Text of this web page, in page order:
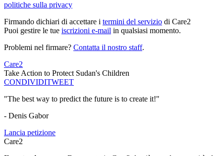
politiche sulla privacy
Firmando dichiari di accettare i termini del servizio di Care2
Puoi gestire le tue iscrizioni e-mail in qualsiasi momento.
Problemi nel firmare? Contatta il nostro staff.
Care2
Take Action to Protect Sudan's Children
CONDIVIDITWEET
"The best way to predict the future is to create it!"
- Denis Gabor
Lancia petizione
Care2